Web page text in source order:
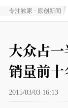
专注独家 · 原创新闻
大众占
销量前
2015/03/03 16:13